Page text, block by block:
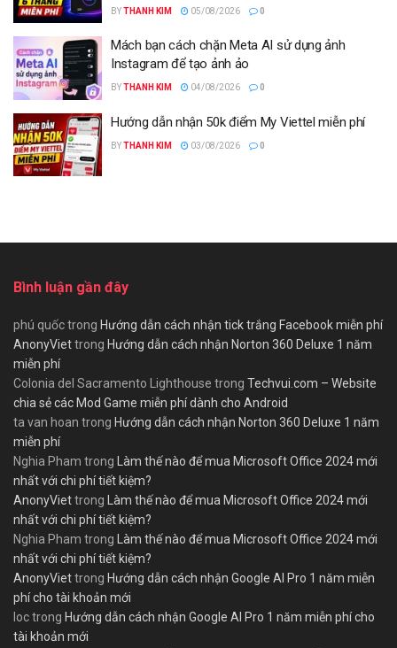
BYTHANH KIM 05/08/2026 0
Mách bạn cách chặn Meta AI sử dụng ảnh
Instagram để tạo ảnh ảo
BYTHANH KIM 04/08/2026 0
Hướng dẫn nhận 50k điểm My Viettel miễn phí
BYTHANH KIM 03/08/2026 0
Bình luận gần đây
phú quốctrong Hướng dẫn cách nhận tick trắng Facebook miễn phí
AnonyViettrong Hướng dẫn cách nhận Norton 360 Deluxe 1 năm
miễn phí
Colonia del Sacramento Lighthouse trong Techvui.com – Website
chia sẻ các Mod Game miễn phí dành cho Android
ta van hoan trong Hướng dẫn cách nhận Norton 360 Deluxe 1 năm
miễn phí
Nghia Pham trong Làm thế nào để mua Microsoft Office 2024 mới
nhất với chi phí tiết kiệm?
AnonyViettrong Làm thế nào để mua Microsoft Office 2024 mới
nhất với chi phí tiết kiệm?
Nghia Pham trong Làm thế nào để mua Microsoft Office 2024 mới
nhất với chi phí tiết kiệm?
AnonyViettrong Hướng dẫn cách nhận Google AI Pro 1 năm miễn
phí cho tài khoản mới
loctrong Hướng dẫn cách nhận Google AI Pro 1 năm miễn phí cho
tài khoản mới